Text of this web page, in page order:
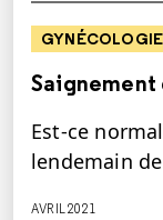
GYNÉCOLOGIE
Est-ce
lendemain
AVRIL 2021